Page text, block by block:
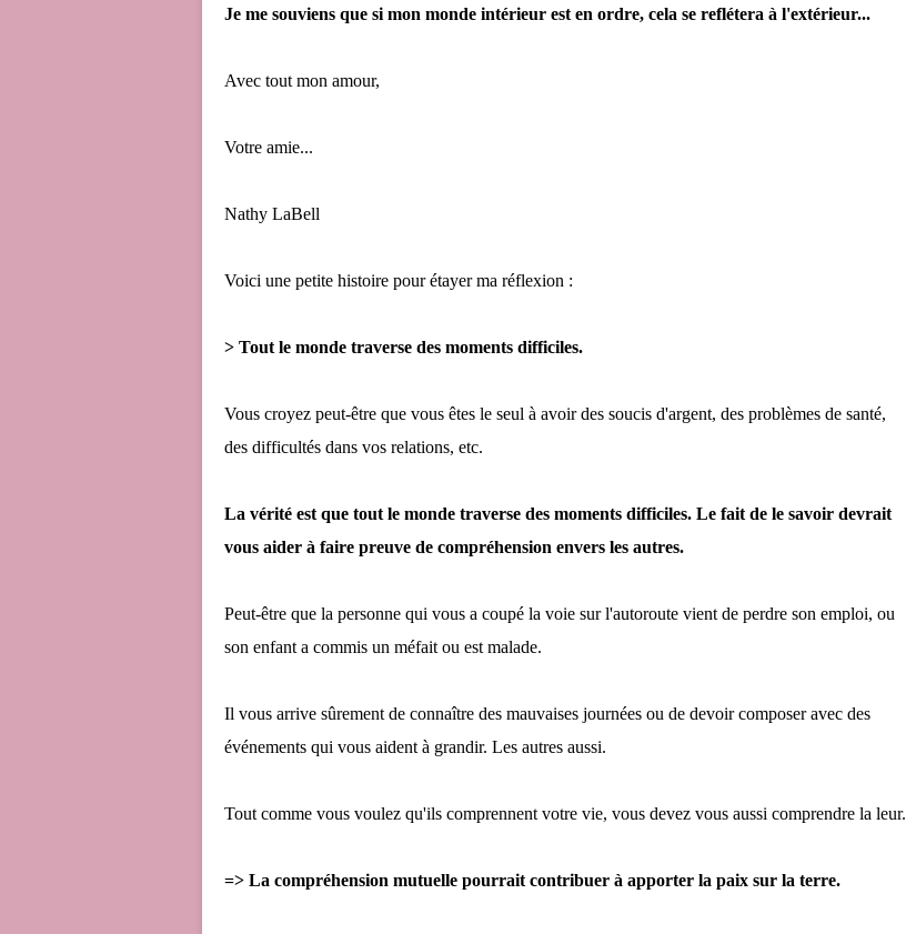
Je me souviens que si mon monde intérieur est en ordre, cela se reflétera à l'extérieur...
Avec tout mon amour,
Votre amie...
Nathy LaBell
Voici une petite histoire pour étayer ma réflexion :
> Tout le monde traverse des moments difficiles.
Vous croyez peut-être que vous êtes le seul à avoir des soucis d'argent, des problèmes de santé,
des difficultés dans vos relations, etc.
La vérité est que tout le monde traverse des moments difficiles. Le fait de le savoir devrait
vous aider à faire preuve de compréhension envers les autres.
Peut-être que la personne qui vous a coupé la voie sur l'autoroute vient de perdre son emploi, ou
son enfant a commis un méfait ou est malade.
Il vous arrive sûrement de connaître des mauvaises journées ou de devoir composer avec des
événements qui vous aident à grandir. Les autres aussi.
Tout comme vous voulez qu'ils comprennent votre vie, vous devez vous aussi comprendre la leur.
=> La compréhension mutuelle pourrait contribuer à apporter la paix sur la terre.